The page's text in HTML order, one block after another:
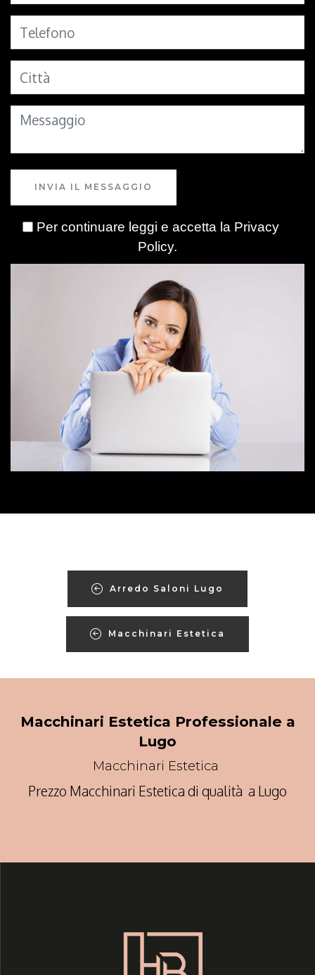
INVIA IL MESSAGGIO
Per continuare leggi e accetta la Privacy
Policy.
Arredo Saloni Lugo
Macchinari Estetica
Macchinari Estetica Professionale a
Lugo
Macchinari Estetica
Prezzo Macchinari Estetica di qualità a Lugo